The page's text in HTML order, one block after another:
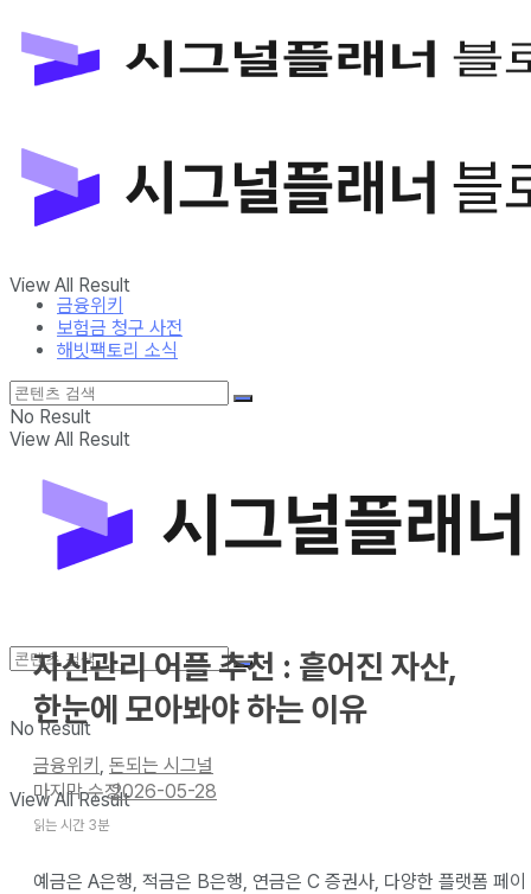
보험금 청구 사전
해빗팩토리 소식
View All Result
금융위키
보험금 청구 사전
해빗팩토리 소식
No Result
View All Result
No Result
View All Result
자산관리 어플 추천 : 흩어진 자산,
한눈에 모아봐야 하는 이유
금융위키
돈되는 시그널
2026-05-28
읽는 시간 3분
예금은 A은행, 적금은 B은행, 연금은 C 증권사, 다양한 플랫폼 페이